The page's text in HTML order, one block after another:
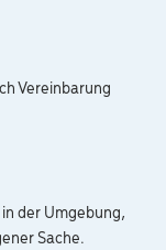
Vereinbarung
der Umgebung,
Sache.